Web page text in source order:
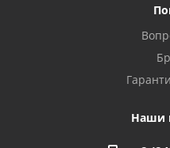
Азнакаево, ул. Булгар,
Стерлитамак, ул.
Наши